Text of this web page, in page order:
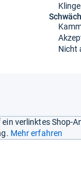
Nicht
verlinktes Shop-
Mehr erfahren